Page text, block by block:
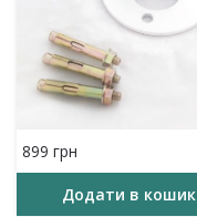
899 грн
Додати в кошик